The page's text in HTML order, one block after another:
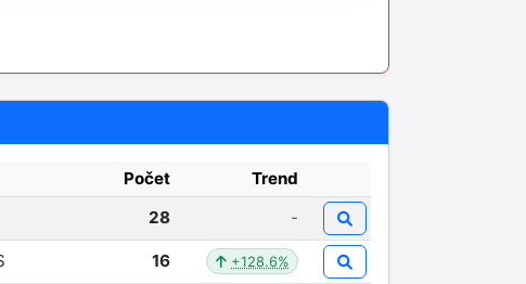
Počet
Trend
28 -
16 +128.6%